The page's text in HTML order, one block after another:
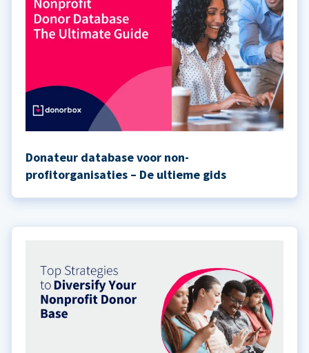
Donateur database voor non-
profitorganisaties – De ultieme gids